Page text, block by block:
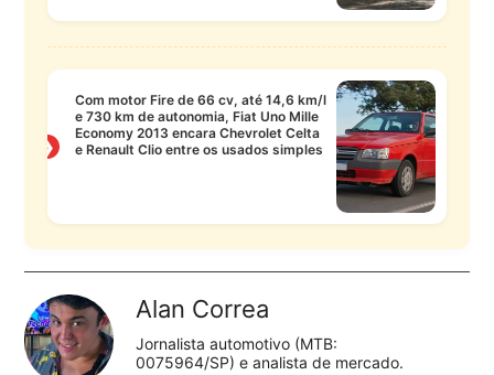
❯
Com motor Fire de 66 cv, até 14,6 km/l
e 730 km de autonomia, Fiat Uno Mille
Economy 2013 encara Chevrolet Celta
e Renault Clio entre os usados simples
Alan Correa
Jornalista automotivo (MTB:
0075964/SP) e analista de mercado.